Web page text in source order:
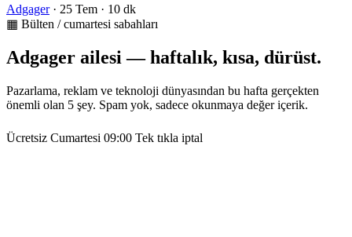
Adgager · 25 Tem · 10 dk
▦ Bülten / cumartesi sabahları
Adgager ailesi — haftalık, kısa, dürüst.
Pazarlama, reklam ve teknoloji dünyasından bu hafta gerçekten
önemli olan 5 şey. Spam yok, sadece okunmaya değer içerik.
Ücretsiz Cumartesi 09:00 Tek tıkla iptal